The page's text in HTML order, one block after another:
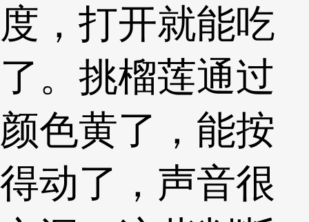
度，打开就能吃
了。挑榴莲通过
颜色黄了，能按
得动了，声音很